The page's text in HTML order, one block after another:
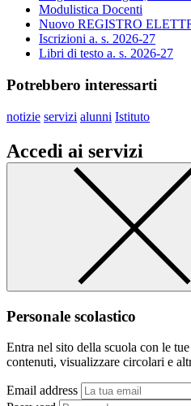
Modulistica Docenti
Nuovo REGISTRO
Iscrizioni a. s. 2026-27
Libri di testo a. s. 2026-27
Potrebbero interessarti
notizie servizi alunni Istituto
Accedi ai servizi
Personale scolastico
Entra nel sito della scuola con le
contenuti, visualizzare circolari e
Email address